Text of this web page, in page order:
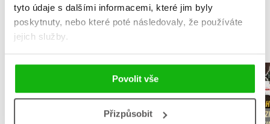
tyto údaje s dalšími informacemi, které jim byly
poskytnuty, nebo které poté následovaly, že používáte
jejich služby.
Povolit vše
Přizpůsobit
MOHLO BY VÁS TAKÉ ZAJÍMAT
Minecraft - Dárková
kolekce pro přežití
Kolektiv
LEGO®
Han Solo a